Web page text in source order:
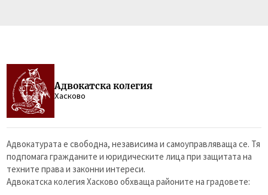
Адвокатска колегия
Хасково
Адвокатурата е свободна, независима и самоуправляваща се. Тя
подпомага гражданите и юридическите лица при защитата на
техните права и законни интереси.
Адвокатска колегия Хасково обхваща районите на градовете: